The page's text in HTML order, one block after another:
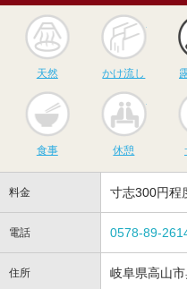
天然
かけ
かけ流し
食事 休憩
料金 寸志300円程
電話 0578-89-
住所 岐阜県高山